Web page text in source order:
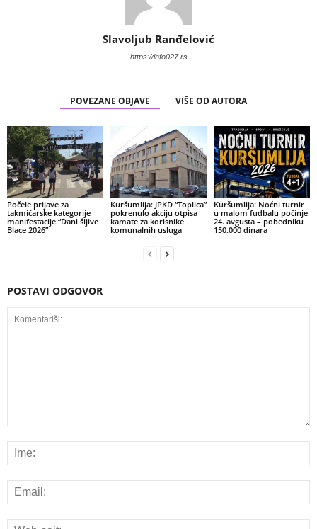
Slavoljub Ranđelović
https://info027.rs
POVEZANE OBJAVE VIŠE OD AUTORA
Počele prijave za
takmičarske kategorije
manifestacije “Dani šljive
Blace 2026”
Kuršumlija: JPKD “Toplica”
pokrenulo akciju otpisa
kamate za korisnike
komunalnih usluga
Kuršumlija: Noćni turnir
u malom fudbalu počinje
24. avgusta – pobedniku
150.000 dinara
POSTAVI ODGOVOR